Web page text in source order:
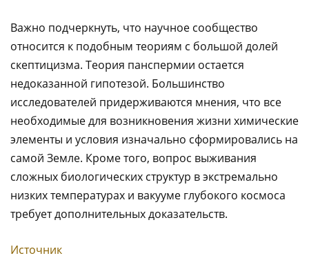
Важно подчеркнуть, что научное сообщество
относится к подобным теориям с большой долей
скептицизма. Теория панспермии остается
недоказанной гипотезой. Большинство
исследователей придерживаются мнения, что все
необходимые для возникновения жизни химические
элементы и условия изначально сформировались на
самой Земле. Кроме того, вопрос выживания
сложных биологических структур в экстремально
низких температурах и вакууме глубокого космоса
требует дополнительных доказательств.
Источник